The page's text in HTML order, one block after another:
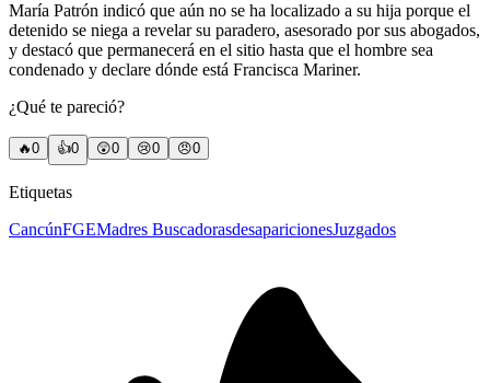
María Patrón indicó que aún no se ha localizado a su hija porque el
detenido se niega a revelar su paradero, asesorado por sus abogados,
y destacó que permanecerá en el sitio hasta que el hombre sea
condenado y declare dónde está Francisca Mariner.
¿Qué te pareció?
🔥0 👍0 😲0 😢0 😠0
Etiquetas
CancúnFGEMadres BuscadorasdesaparicionesJuzgados